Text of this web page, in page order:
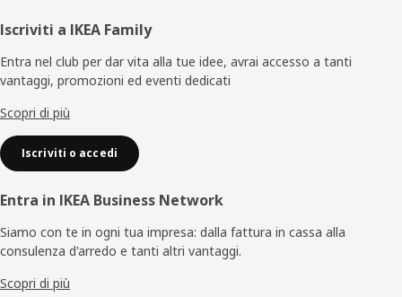
Piè
di
pagina
Iscriviti a IKEA Family
Entra nel club per dar vita alla tue idee, avrai accesso a tanti
vantaggi, promozioni ed eventi dedicati
Scopri di più
Iscriviti o accedi
Entra in IKEA Business Network
Siamo con te in ogni tua impresa: dalla fattura in cassa alla
consulenza d'arredo e tanti altri vantaggi.
Scopri di più